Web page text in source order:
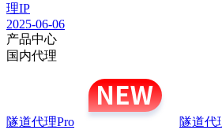
理IP
2025-06-06
产品中心
国内代理
隧道代理Pro 隧道代